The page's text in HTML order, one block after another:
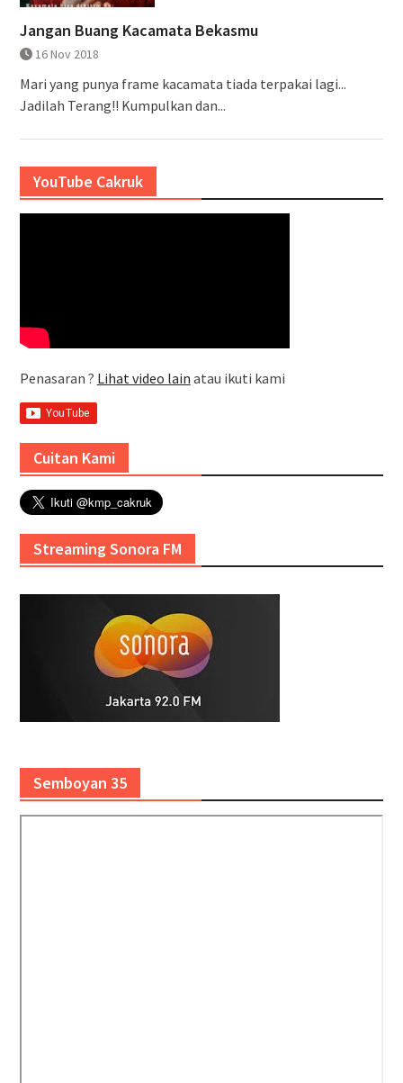
Jangan Buang Kacamata Bekasmu
16 Nov 2018
Mari yang punya frame kacamata tiada terpakai lagi...
Jadilah Terang!! Kumpulkan dan...
YouTube Cakruk
Penasaran ? Lihat video lain atau ikuti kami
Cuitan Kami
Streaming Sonora FM
Semboyan 35